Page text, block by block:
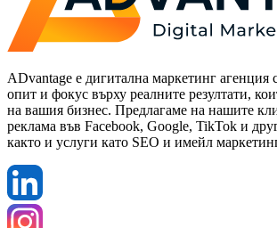
ADvantage е дигитална маркетинг агенция
опит и фокус върху реалните резултати,
на вашия бизнес. Предлагаме на нашите
реклама във Facebook, Google, TikTok и
както и услуги като SEO и имейл